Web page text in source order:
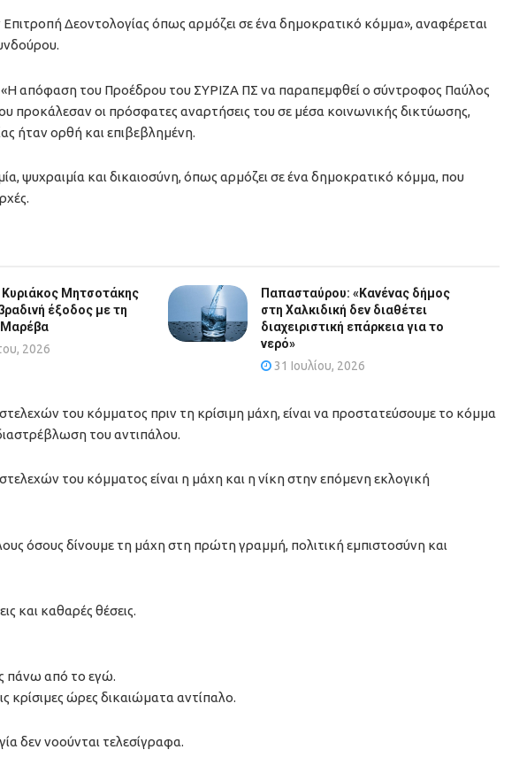
Επιτροπή Δεοντολογίας όπως αρμόζει σε ένα δημοκρατικό κόμμα», αναφέρεται
«Η απόφαση του Προέδρου του ΣΥΡΙΖΑ ΠΣ να παραπεμφθεί ο σύντροφος Παύλος
προκάλεσαν οι πρόσφατες αναρτήσεις του σε μέσα κοινωνικής δικτύωσης,
ήταν ορθή και επιβεβλημένη.
ψυχραιμία και δικαιοσύνη, όπως αρμόζει σε ένα δημοκρατικό κόμμα, που
Κυριάκος Μητσοτάκης
έξοδος με τη
Μαρέβα
2026
Παπασταύρου: «Κανένας δήμος
στη Χαλκιδική δεν διαθέτει
διαχειριστική επάρκεια για το
νερό»
31 Ιουλίου, 2026
του κόμματος πριν τη κρίσιμη μάχη, είναι να προστατεύσουμε το κόμμα
του αντιπάλου.
του κόμματος είναι η μάχη και η νίκη στην επόμενη εκλογική
όσους δίνουμε τη μάχη στη πρώτη γραμμή, πολιτική εμπιστοσύνη και
και καθαρές θέσεις.
πάνω από το εγώ.
κρίσιμες ώρες δικαιώματα αντίπαλο.
δεν νοούνται τελεσίγραφα.